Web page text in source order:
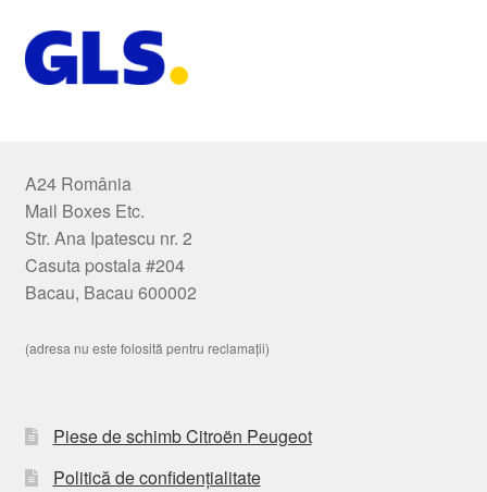
A24 România
Mail Boxes Etc.
Str. Ana Ipatescu nr. 2
Casuta postala #204
Bacau, Bacau 600002
(adresa nu este folosită pentru reclamații)
Piese de schimb Citroën Peugeot
Politică de confidențialitate